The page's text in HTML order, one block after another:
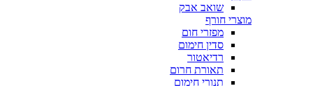
שואב אבק
מוצרי חורף
מפזרי חום
סדין חימום
רדיאטור
תאורת חרום
תנורי חימום